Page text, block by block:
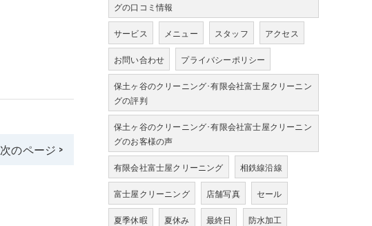
次のページ >
グの口コミ情報
サービス メニュー スタッフ アクセス
お問い合わせ プライバシーポリシー
保土ヶ谷のクリーニング･有限会社富士屋クリーニン
グの評判
保土ヶ谷のクリーニング･有限会社富士屋クリーニン
グのお客様の声
有限会社富士屋クリーニング 相鉄線沿線
富士屋クリーニング 店舗写真 セール
夏季休暇 夏休み 最終日 防水加工